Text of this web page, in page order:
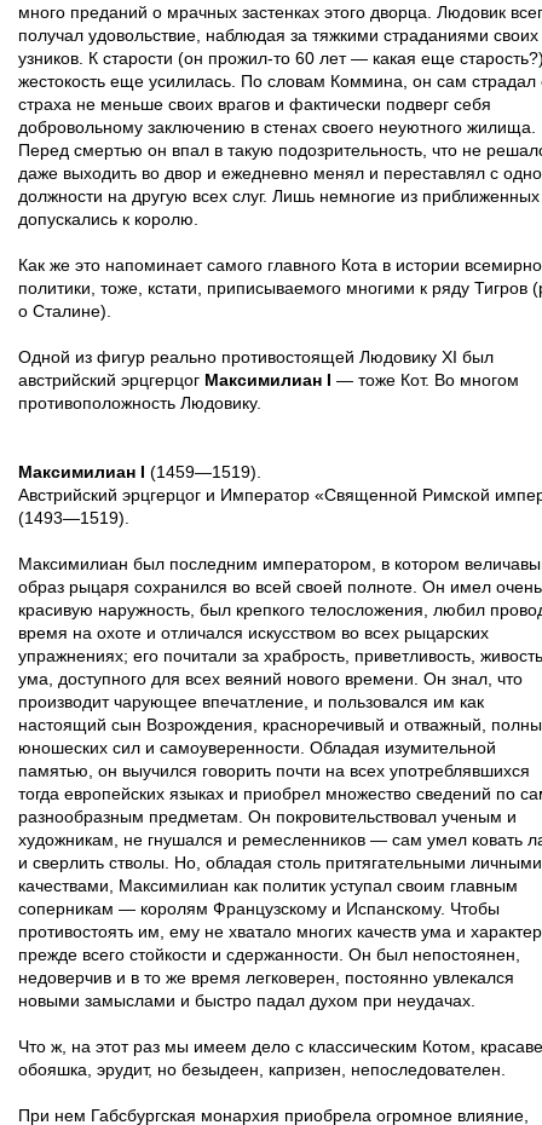
много преданий о мрачных застенках этого дворца. Людовик
получал удовольствие, наблюдая за тяжкими страданиями своих
узников. К старости (он прожил-то 60 лет — какая еще
жестокость еще усилилась. По словам Коммина, он сам страдал
страха не меньше своих врагов и фактически подверг себя
добровольному заключению в стенах своего неуютного жилища.
Перед смертью он впал в такую подозрительность, что не
даже выходить во двор и ежедневно менял и переставлял с
должности на другую всех слуг. Лишь немногие из приближенных
допускались к королю.
Как же это напоминает самого главного Кота в истории
политики, тоже, кстати, приписываемого многими к ряду Тигров
о Сталине).
Одной из фигур реально противостоящей Людовику XI был
австрийский эрцгерцог Максимилиан I
— тоже Кот. Во многом
противоположность Людовику.
Максимилиан I
(1459—1519).
Австрийский эрцгерцог и Император «Священной Римской
(1493—1519).
Максимилиан был последним императором, в котором
образ рыцаря сохранился во всей своей полноте. Он имел очень
красивую наружность, был крепкого телосложения, любил
время на охоте и отличался искусством во всех рыцарских
упражнениях; его почитали за храбрость, приветливость, живость
ума, доступного для всех веяний нового времени. Он знал, что
производит чарующее впечатление, и пользовался им как
настоящий сын Возрождения, красноречивый и отважный,
юношеских сил и самоуверенности. Обладая изумительной
памятью, он выучился говорить почти на всех употреблявшихся
тогда европейских языках и приобрел множество сведений по
разнообразным предметам. Он покровительствовал ученым и
художникам, не гнушался и ремесленников — сам умел ковать
и сверлить стволы. Но, обладая столь притягательными личными
качествами, Максимилиан как политик уступал своим главным
соперникам — королям Французскому и Испанскому. Чтобы
противостоять им, ему не хватало многих качеств ума и
прежде всего стойкости и сдержанности. Он был непостоянен,
недоверчив и в то же время легковерен, постоянно увлекался
новыми замыслами и быстро падал духом при неудачах.
Что ж, на этот раз мы имеем дело с классическим Котом,
обояшка, эрудит, но безыдеен, капризен, непоследователен.
При нем Габсбургская монархия приобрела огромное влияние,